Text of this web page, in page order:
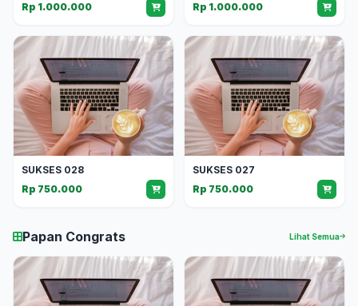
Rp 1.000.000
Rp 1.000.000
SUKSES 028
Rp 750.000
SUKSES 027
Rp 750.000
Papan Congrats Lihat Semua